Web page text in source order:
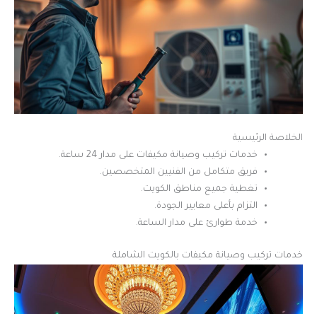
الخلاصة الرئيسية
خدمات تركيب وصيانة مكيفات على مدار 24 ساعة.
فريق متكامل من الفنيين المتخصصين.
تغطية جميع مناطق الكويت.
التزام بأعلى معايير الجودة.
خدمة طوارئ على مدار الساعة.
خدمات تركيب وصيانة مكيفات بالكويت الشاملة